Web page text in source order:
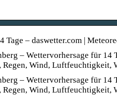
Tage – daswetter.com |
– Wettervorhersage für 14
Regen, Wind, Luftfeuchtigkeit,
– Wettervorhersage für 14
Regen, Wind, Luftfeuchtigkeit,